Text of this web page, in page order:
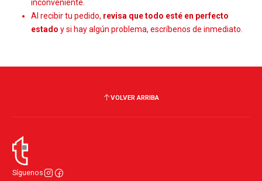
inconveniente.
Al recibir tu pedido, revisa que todo esté en perfecto
estado y si hay algún problema, escríbenos de inmediato.
VOLVER ARRIBA
Síguenos